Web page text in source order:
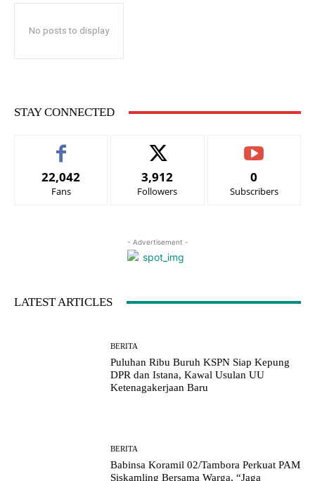
No posts to display
STAY CONNECTED
22,042
Fans
3,912
Followers
0
Subscribers
- Advertisement -
LATEST ARTICLES
BERITA
Puluhan Ribu Buruh KSPN Siap Kepung
DPR dan Istana, Kawal Usulan UU
Ketenagakerjaan Baru
BERITA
Babinsa Koramil 02/Tambora Perkuat PAM
Siskamling Bersama Warga, “Jaga